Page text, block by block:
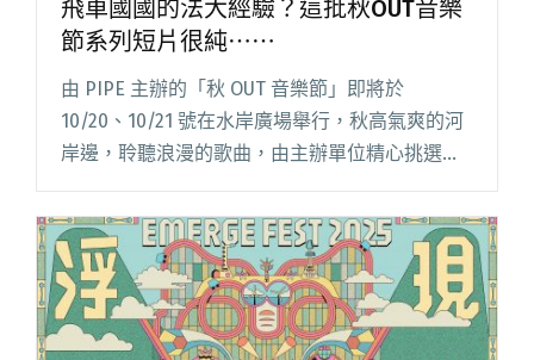
飛車國國的法大經驗？這批秋OUT音樂
節系列短片很純⋯⋯
由 PIPE 主辦的「秋 OUT 音樂節」即將於
10/20、10/21 號在水岸廣場舉行，秋高氣爽的河
岸邊，聆聽浪漫的歌曲，由主辦單位精心挑選的
chill 團，讓你的身心靈達到徹底的放鬆，演出者
包括落日飛車、夜貓組、違法、南瓜妮歌迷俱樂
閱讀全文 "飛車國國的法大經驗？這批秋OUT音樂
節系列短片很純⋯⋯"